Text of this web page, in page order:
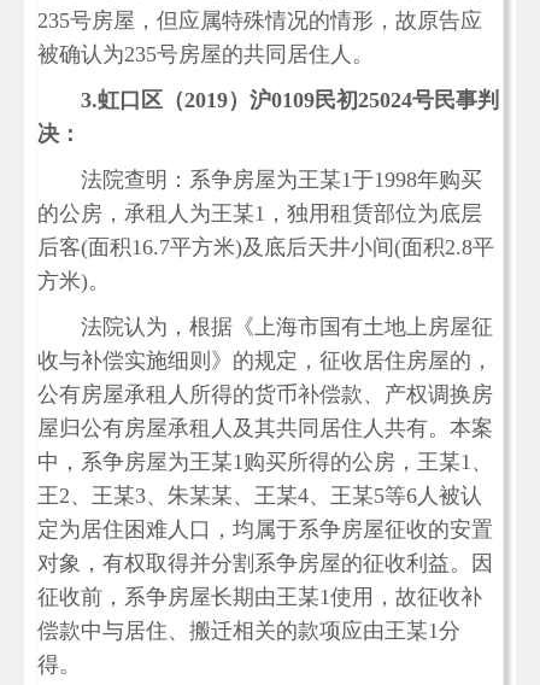
235号房屋，但应属特殊情况的情形，故原告应
被确认为235号房屋的共同居住人。
3.虹口区（2019）沪0109民初25024号民事判
决：
法院查明：系争房屋为王某1于1998年购买
的公房，承租人为王某1，独用租赁部位为底层
后客(面积16.7平方米)及底后天井小间(面积2.8平
方米)。
法院认为，根据《上海市国有土地上房屋征
收与补偿实施细则》的规定，征收居住房屋的，
公有房屋承租人所得的货币补偿款、产权调换房
屋归公有房屋承租人及其共同居住人共有。本案
中，系争房屋为王某1购买所得的公房，王某1、
王2、王某3、朱某某、王某4、王某5等6人被认
定为居住困难人口，均属于系争房屋征收的安置
对象，有权取得并分割系争房屋的征收利益。因
征收前，系争房屋长期由王某1使用，故征收补
偿款中与居住、搬迁相关的款项应由王某1分
得。